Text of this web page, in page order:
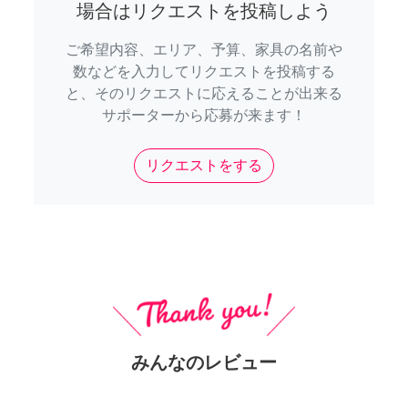
場合はリクエストを投稿しよう
ご希望内容、エリア、予算、家具の名前や
数などを入力してリクエストを投稿する
と、そのリクエストに応えることが出来る
サポーターから応募が来ます！
リクエストをする
みんなのレビュー